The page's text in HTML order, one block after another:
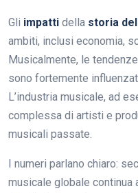
Gli impatti della storia
ambiti, inclusi economia,
Musicalmente, le
sono fortemente
L’industria musicale, ad
complessa di artisti e
musicali passate.
I numeri parlano chiaro:
musicale globale continua